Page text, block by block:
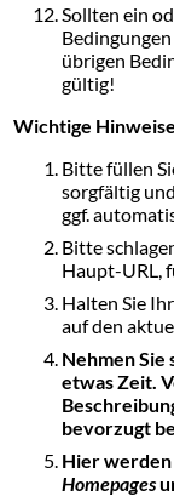
Sollten ein
übrigen
gültig!
Wichtige
Bitte füllen
sorgfältig
ggf.
Bitte
Haupt-URL,
Halten Sie
auf den
Nehmen Sie
etwas Zeit.
bevorzugt
Hier
Homepages